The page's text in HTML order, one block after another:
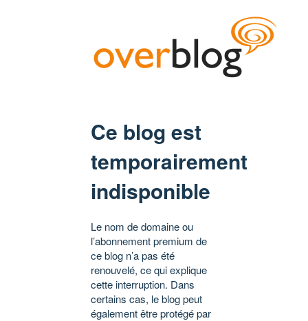
Ce blog est
temporairement
indisponible
Le nom de domaine ou
l’abonnement premium de
ce blog n’a pas été
renouvelé, ce qui explique
cette interruption. Dans
certains cas, le blog peut
également être protégé par